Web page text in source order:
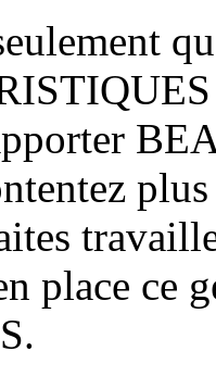
place ce